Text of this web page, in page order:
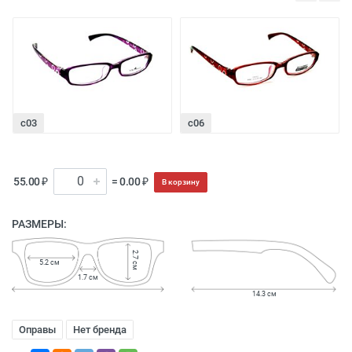
с03 с06
55.00 ₽ = 0.00 ₽ В корзину
РАЗМЕРЫ:
1.7 см
5.2 см 2.7 см
14.3 см
Оправы Нет бренда